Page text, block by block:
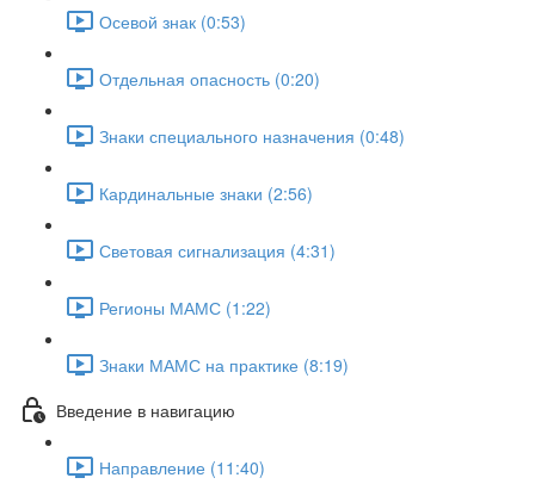
Осевой знак (0:53)
Отдельная опасность (0:20)
Знаки специального назначения (0:48)
Кардинальные знаки (2:56)
Световая сигнализация (4:31)
Регионы МАМС (1:22)
Знаки МАМС на практике (8:19)
Введение в навигацию
Направление (11:40)